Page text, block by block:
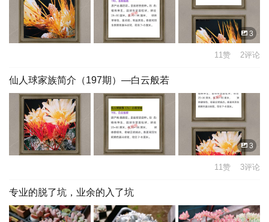
3
11赞 2评论
仙人球家族简介（197期）—白云般若
3
11赞 3评论
专业的脱了坑，业余的入了坑